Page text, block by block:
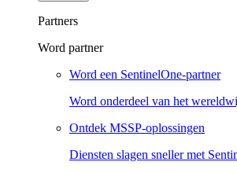
Partners
Word partner
Word een SentinelOne-partner
Word onderdeel van het
Ontdek MSSP-oplossingen
Diensten slagen sneller met